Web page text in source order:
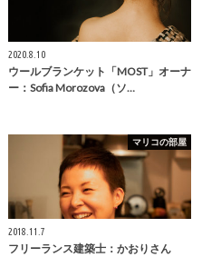
2020.8.10
ウールブランケット「MOST」オーナ
ー：Sofia Morozova（ソ…
マリコの部屋
2018.11.7
フリーランス建築士：かおりさん